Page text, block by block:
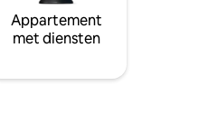
Appartement
met diensten